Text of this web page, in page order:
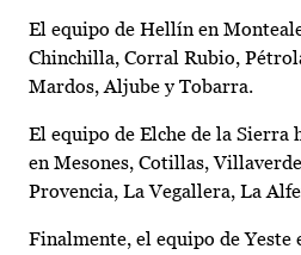
El equipo de Hellín en
Chinchilla, Corral Rubio,
Mardos, Aljube y Tobarra.
El equipo de Elche de la Sierra
en Mesones, Cotillas,
Provencia, La Vegallera, La
Finalmente, el equipo de Yeste